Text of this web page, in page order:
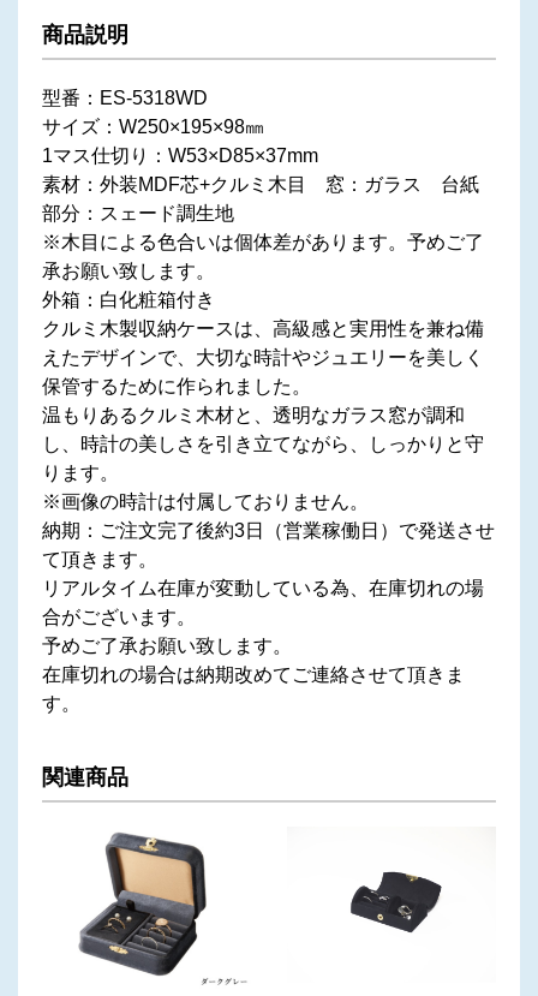
商品説明
型番：ES-5318WD
サイズ：W250×195×98㎜
1マス仕切り：W53×D85×37mm
素材：外装MDF芯+クルミ木目 窓：ガラス 台紙
部分：スェード調生地
※木目による色合いは個体差があります。予めご了
承お願い致します。
外箱：白化粧箱付き
クルミ木製収納ケースは、高級感と実用性を兼ね備
えたデザインで、大切な時計やジュエリーを美しく
保管するために作られました。
温もりあるクルミ木材と、透明なガラス窓が調和
し、時計の美しさを引き立てながら、しっかりと守
ります。
※画像の時計は付属しておりません。
納期：ご注文完了後約3日（営業稼働日）で発送させ
て頂きます。
リアルタイム在庫が変動している為、在庫切れの場
合がございます。
予めご了承お願い致します。
在庫切れの場合は納期改めてご連絡させて頂きま
す。
関連商品